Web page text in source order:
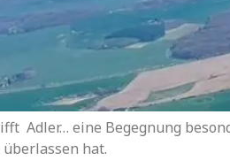
Adler… eine Begegnung
hat.